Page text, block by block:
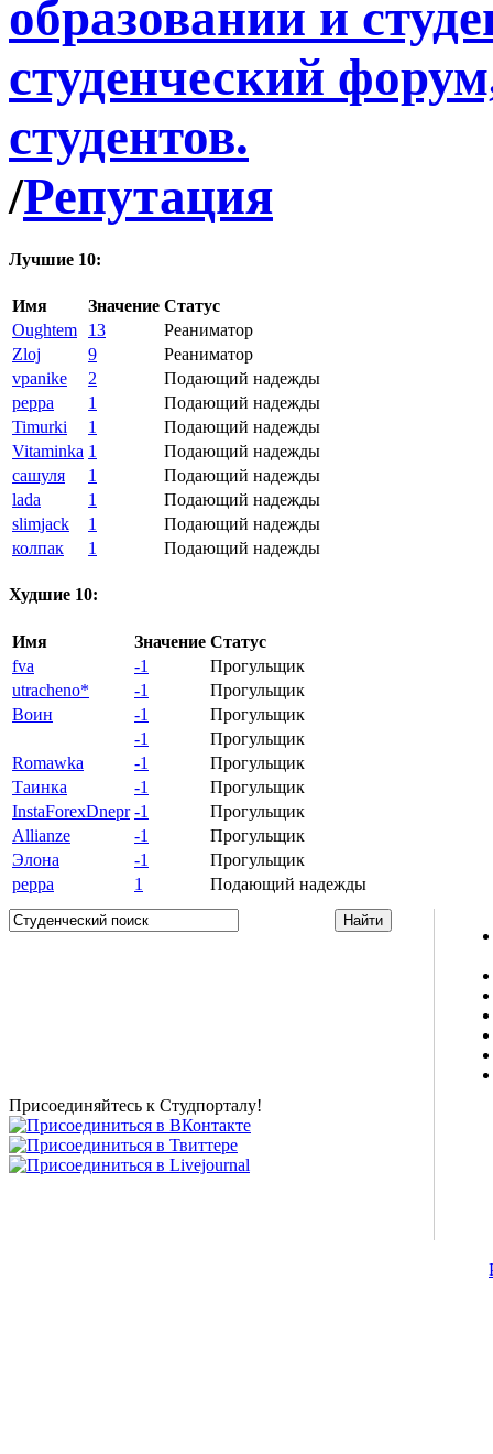
/Репутация
Лучшие 10:
Имя Значение Статус
Oughtem
13
Реаниматор
Zloj
9
Реаниматор
vpanike
2
Подающий надежды
peppa
1
Подающий надежды
Timurki
1
Подающий надежды
Vitaminka 1
Подающий надежды
сашуля
1
Подающий надежды
lada
1
Подающий надежды
slimjack
1
Подающий надежды
колпак
1 Подающий надежды
Худшие 10:
Имя Значение Статус
fva
-1
Прогульщик
utracheno*
-1
Прогульщик
Воин
-1
Прогульщик
-1
Прогульщик
Romawka
-1
Прогульщик
Таинка
-1
Прогульщик
InstaForexDnepr -1
Прогульщик
Allianze
-1
Прогульщик
Элона
-1
Прогульщик
peppa
1 Подающий надежды
Присоединяйтесь к Студпорталу!